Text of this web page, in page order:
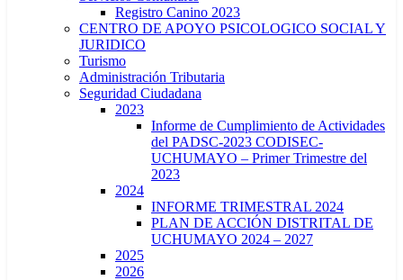
Registro Canino 2023
CENTRO DE APOYO PSICOLOGICO SOCIAL Y
JURIDICO
Turismo
Administración Tributaria
Seguridad Ciudadana
2023
Informe de Cumplimiento de Actividades
del PADSC-2023 CODISEC-
UCHUMAYO – Primer Trimestre del
2023
2024
INFORME TRIMESTRAL 2024
PLAN DE ACCIÓN DISTRITAL DE
UCHUMAYO 2024 – 2027
2025
2026